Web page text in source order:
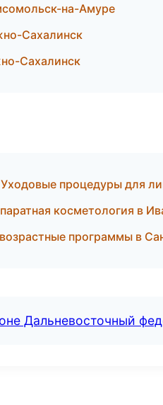
на-Амуре
Сахалинск
Сахалинск
процедуры для
косметология в
программы в
Дальневосточный